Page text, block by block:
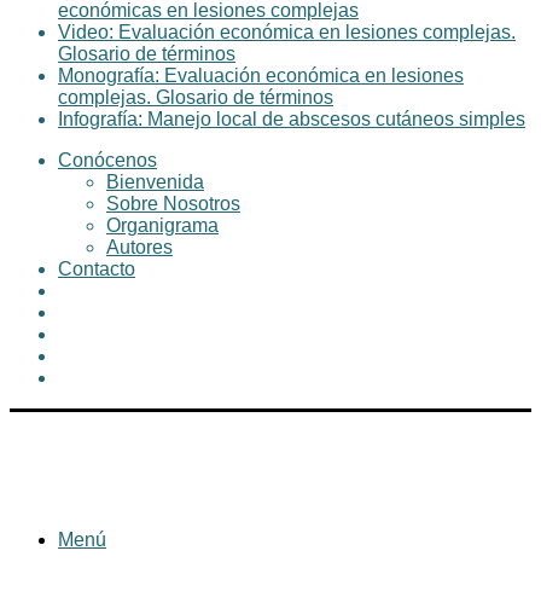
económicas en lesiones complejas
Video: Evaluación económica en lesiones complejas.
Glosario de términos
Monografía: Evaluación económica en lesiones
complejas. Glosario de términos
Infografía: Manejo local de abscesos cutáneos simples
Conócenos
Bienvenida
Sobre Nosotros
Organigrama
Autores
Contacto
Menú